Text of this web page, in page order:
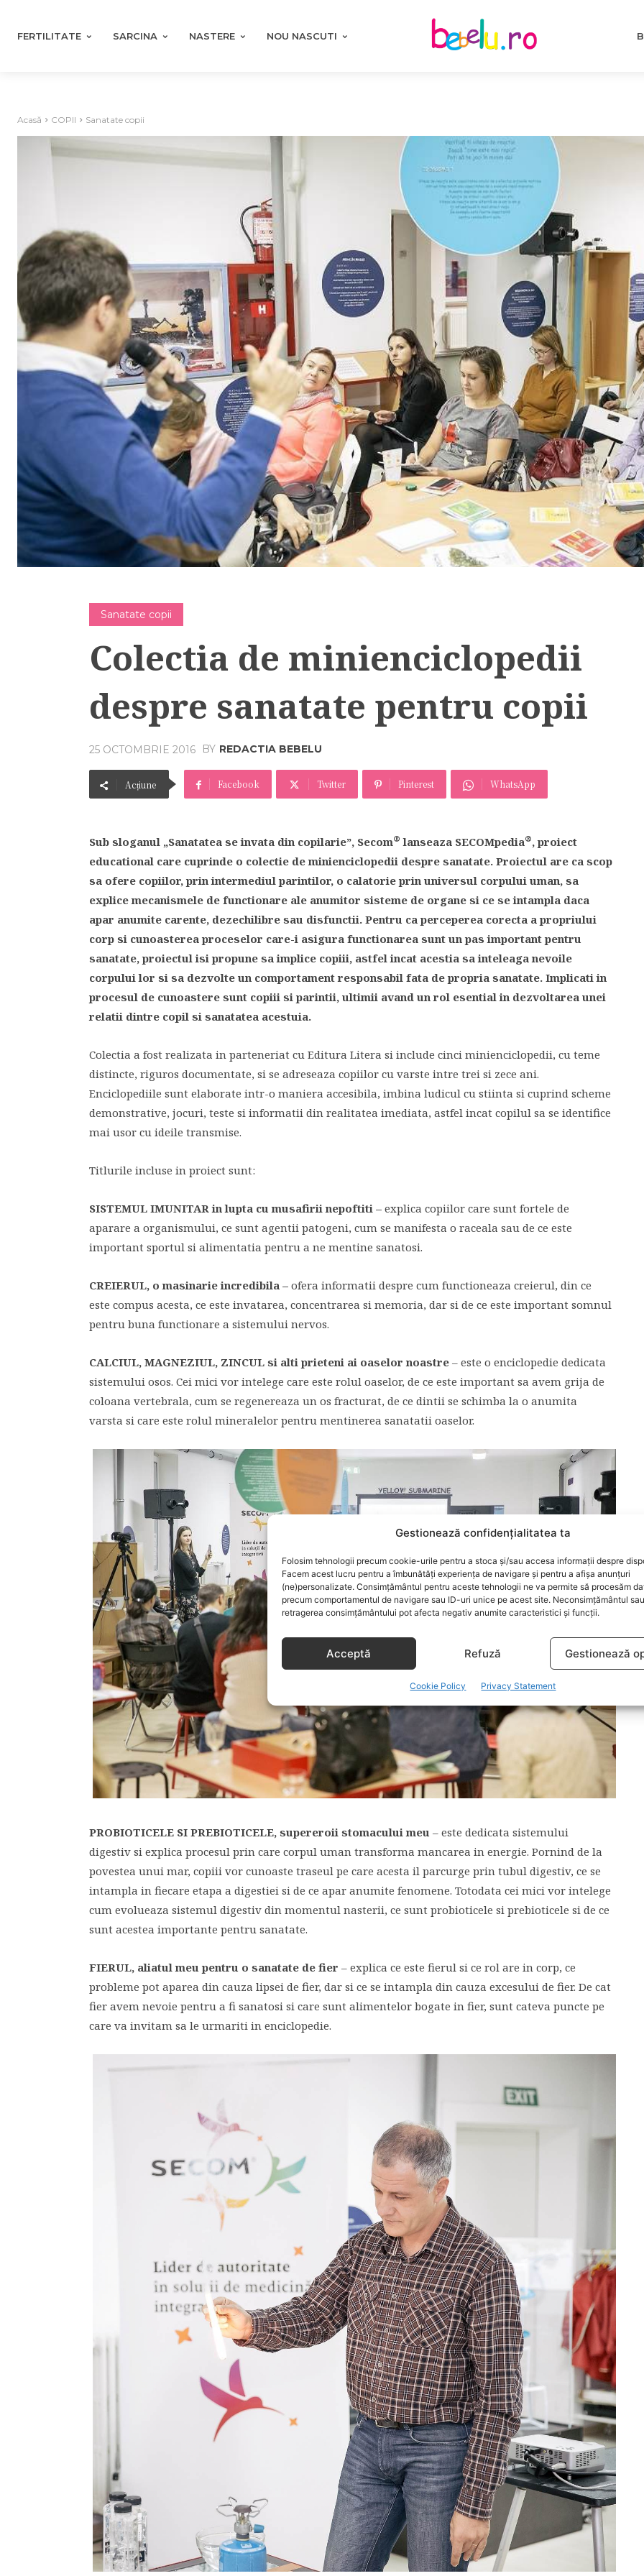
Gestionează confidențialitatea ta
Folosim tehnologii precum cookie-urile pentru a stoca și/sau accesa informații despre
Facem acest lucru pentru a îmbunătăți experiența de navigare și pentru a afișa anunțuri
(ne)personalizate. Consimțământul pentru aceste tehnologii ne va permite să procesăm
precum comportamentul de navigare sau ID-uri unice pe acest site. Neconsimțământul sau
retragerea consimțământului pot afecta negativ anumite caracteristici și funcții.
Acceptă Refuză Gestionează
Cookie Policy Privacy Statement
FERTILITATE SARCINA NASTERE NOU NASCUTI
Acasă COPII Sanatate copii
Sanatate copii
Colectia de minienciclopedii
despre sanatate pentru copii
25 OCTOMBRIE 2016 BY REDACTIA BEBELU
Acțiune Facebook Twitter Pinterest WhatsApp
Sub sloganul „Sanatatea se invata din copilarie”, Secom® lanseaza SECOMpedia®, proiect
educational care cuprinde o colectie de minienciclopedii despre sanatate. Proiectul are ca scop
sa ofere copiilor, prin intermediul parintilor, o calatorie prin universul corpului uman, sa
explice mecanismele de functionare ale anumitor sisteme de organe si ce se intampla daca
apar anumite carente, dezechilibre sau disfunctii. Pentru ca perceperea corecta a propriului
corp si cunoasterea proceselor care-i asigura functionarea sunt un pas important pentru
sanatate, proiectul isi propune sa implice copiii, astfel incat acestia sa inteleaga nevoile
corpului lor si sa dezvolte un comportament responsabil fata de propria sanatate. Implicati in
procesul de cunoastere sunt copiii si parintii, ultimii avand un rol esential in dezvoltarea unei
relatii dintre copil si sanatatea acestuia.
Colectia a fost realizata in parteneriat cu Editura Litera si include cinci minienciclopedii, cu teme
distincte, riguros documentate, si se adreseaza copiilor cu varste intre trei si zece ani.
Enciclopediile sunt elaborate intr-o maniera accesibila, imbina ludicul cu stiinta si cuprind scheme
demonstrative, jocuri, teste si informatii din realitatea imediata, astfel incat copilul sa se identifice
mai usor cu ideile transmise.
Titlurile incluse in proiect sunt:
SISTEMUL IMUNITAR in lupta cu musafirii nepoftiti – explica copiilor care sunt fortele de
aparare a organismului, ce sunt agentii patogeni, cum se manifesta o raceala sau de ce este
important sportul si alimentatia pentru a ne mentine sanatosi.
CREIERUL, o masinarie incredibila – ofera informatii despre cum functioneaza creierul, din ce
este compus acesta, ce este invatarea, concentrarea si memoria, dar si de ce este important somnul
pentru buna functionare a sistemului nervos.
CALCIUL, MAGNEZIUL, ZINCUL si alti prieteni ai oaselor noastre – este o enciclopedie dedicata
sistemului osos. Cei mici vor intelege care este rolul oaselor, de ce este important sa avem grija de
coloana vertebrala, cum se regenereaza un os fracturat, de ce dintii se schimba la o anumita
varsta si care este rolul mineralelor pentru mentinerea sanatatii oaselor.
PROBIOTICELE SI PREBIOTICELE, supereroii stomacului meu – este dedicata sistemului
digestiv si explica procesul prin care corpul uman transforma mancarea in energie. Pornind de la
povestea unui mar, copiii vor cunoaste traseul pe care acesta il parcurge prin tubul digestiv, ce se
intampla in fiecare etapa a digestiei si de ce apar anumite fenomene. Totodata cei mici vor intelege
cum evolueaza sistemul digestiv din momentul nasterii, ce sunt probioticele si prebioticele si de ce
sunt acestea importante pentru sanatate.
FIERUL, aliatul meu pentru o sanatate de fier – explica ce este fierul si ce rol are in corp, ce
probleme pot aparea din cauza lipsei de fier, dar si ce se intampla din cauza excesului de fier. De cat
fier avem nevoie pentru a fi sanatosi si care sunt alimentelor bogate in fier, sunt cateva puncte pe
care va invitam sa le urmariti in enciclopedie.